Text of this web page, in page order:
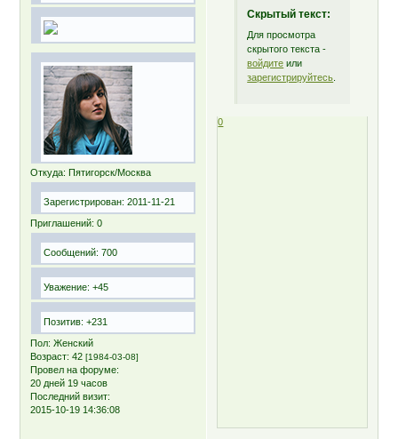
Откуда: Пятигорск/Москва
Зарегистрирован: 2011-11-21
Приглашений: 0
Сообщений: 700
Уважение: +45
Позитив: +231
Пол: Женский
Возраст: 42[1984-03-08]
Провел на форуме:
20 дней 19 часов
Последний визит:
2015-10-19 14:36:08
Скрытый текст:
Для просмотра
скрытого текста -
войдите или
зарегистрируйтесь
0